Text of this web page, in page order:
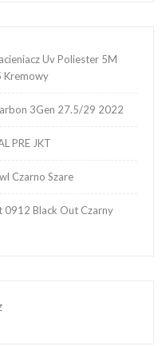
Uv Poliester 5M
Kremowy
3Gen 27.5/29 2022
PRE JKT
Czarno Szare
0912 Black Out Czarny